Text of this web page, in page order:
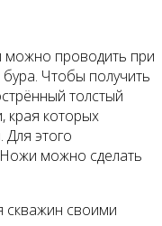
можно проводить при
Чтобы получить
толстый
края которых
этого
можно сделать
скважин своими